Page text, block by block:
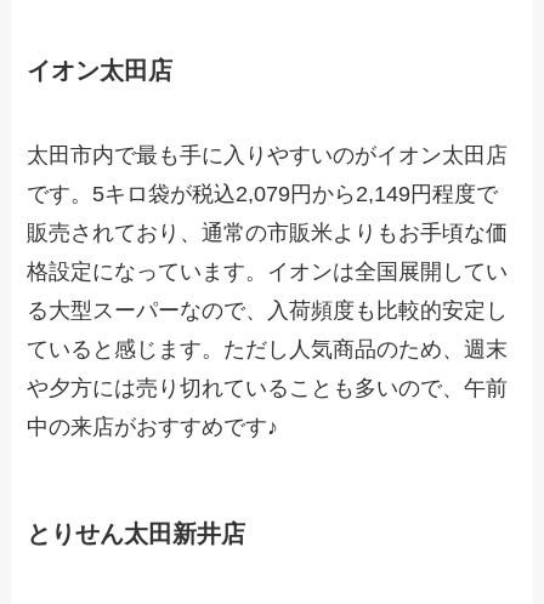
イオン太田店
太田市内で最も手に入りやすいのがイオン太田店
です。5キロ袋が税込2,079円から2,149円程度で
販売されており、通常の市販米よりもお手頃な価
格設定になっています。イオンは全国展開してい
る大型スーパーなので、入荷頻度も比較的安定し
ていると感じます。ただし人気商品のため、週末
や夕方には売り切れていることも多いので、午前
中の来店がおすすめです♪
とりせん太田新井店